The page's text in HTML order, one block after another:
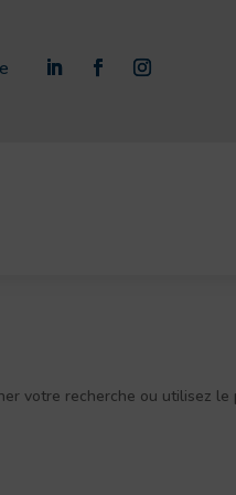
votre recherche ou utilisez